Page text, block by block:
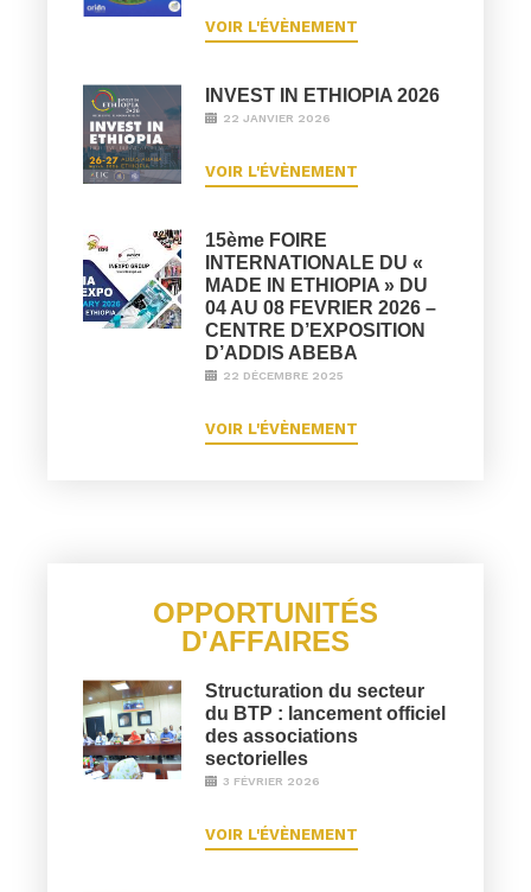
VOIR L'ÉVÈNEMENT
INVEST IN ETHIOPIA 2026
22 JANVIER 2026
VOIR L'ÉVÈNEMENT
15ème FOIRE
INTERNATIONALE DU «
MADE IN ETHIOPIA » DU
04 AU 08 FEVRIER 2026 –
CENTRE D’EXPOSITION
D’ADDIS ABEBA
22 DÉCEMBRE 2025
VOIR L'ÉVÈNEMENT
OPPORTUNITÉS
D'AFFAIRES
Structuration du secteur
du BTP : lancement officiel
des associations
sectorielles
3 FÉVRIER 2026
VOIR L'ÉVÈNEMENT